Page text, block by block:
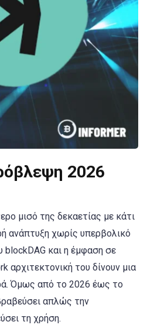
2026
μισό της δεκαετίας με κάτι
ανάπτυξη χωρίς υπερβολικό
blockDAG και η έμφαση σε
αρχιτεκτονική του δίνουν μια
Όμως από το 2026 έως το
απλώς την
τη χρήση.